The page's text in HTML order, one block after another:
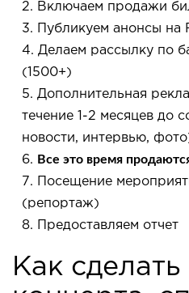
Включаем продажи
Публикуем анонсы на
Делаем рассылку по
(1500+)
Дополнительная
течение 1-2 месяцев до
новости, интервью,
Все это время
Посещение
(репортаж)
Предоставляем отчет
Как